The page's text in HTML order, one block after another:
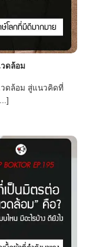
ดล้อม
วดล้อม สู่แนวคิดที่